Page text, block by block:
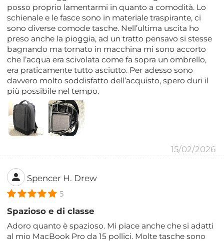
posso proprio lamentarmi in quanto a comodità. Lo
schienale e le fasce sono in materiale traspirante, ci
sono diverse comode tasche. Nell’ultima uscita ho
preso anche la pioggia, ad un tratto pensavo si stesse
bagnando ma tornato in macchina mi sono accorto
che l’acqua era scivolata come fa sopra un ombrello,
era praticamente tutto asciutto. Per adesso sono
davvero molto soddisfatto dell’acquisto, spero duri il
più possibile nel tempo.
15/02/2026
Spencer H. Drew
5
Spazioso e di classe
Adoro quanto è spazioso. Mi piace anche che si adatti
al mio MacBook Pro da 15 pollici. Molte tasche sono